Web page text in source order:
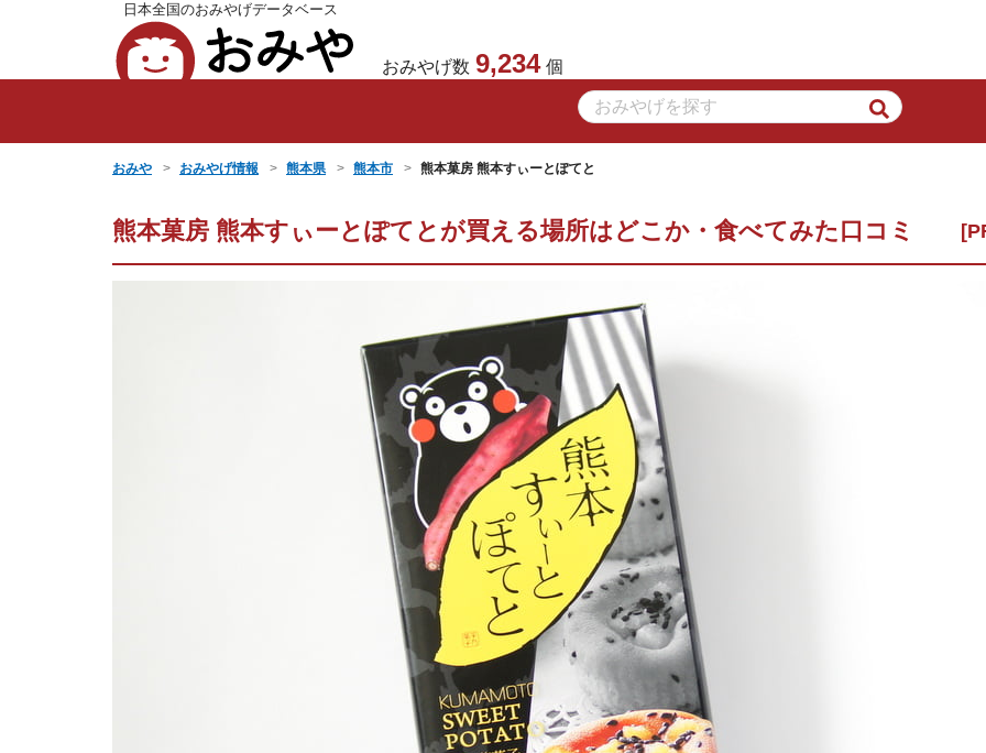
日本全国のおみやげデータベース
おみやげ数 9,234 個
おみや おみやげ情報 熊本県 熊本市 熊本菓房 熊本すぃーとぽてと
熊本菓房 熊本すぃーとぽてとが買える場所はどこか・食べてみた口コミ